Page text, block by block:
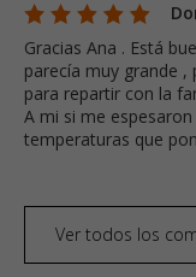
Gracias Ana . Está
parecía muy grande
para repartir con la
A mi si me
temperaturas que
Ver todos los